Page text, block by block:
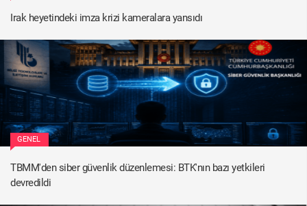
Irak heyetindeki imza krizi kameralara yansıdı
GENEL
TBMM'den siber güvenlik düzenlemesi: BTK'nın bazı yetkileri
devredildi